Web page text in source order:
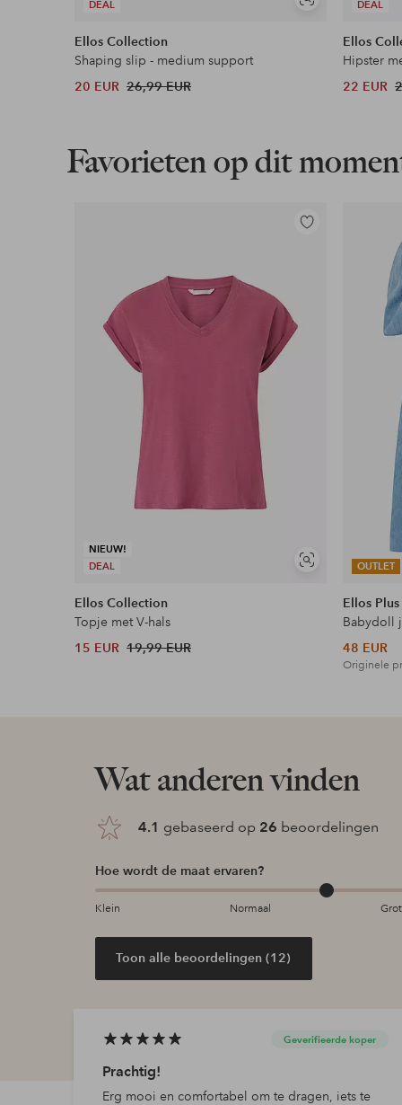
Nu betalen, later betalen of in termijnen
Meer lezen
DEAL
Soortgelijke
Ellos Collection
Shaping slip - medium support
20 EUR 26,99 EUR
DEAL
Ellos
Hipster
22 EUR
Favorieten op dit
NIEUW!
DEAL
Soortgelijke
Toevoegen
Ellos Collection
Topje met V-hals
15 EUR 19,99 EUR
OUTLET
Ellos
Babydoll
48 EUR
Originele
Wat anderen vinden
4.1 gebaseerd op 26 beoordelingen
Hoe wordt de maat ervaren?
Klein Normaal
Toon alle beoordelingen (12)
Geverifieerde koper
Prachtig!
Erg mooi en comfortabel om te dragen, iets te